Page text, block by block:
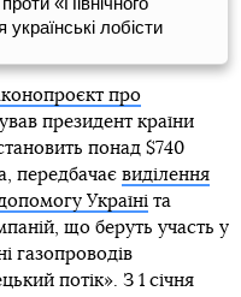
лобісти
про
президент країни
понад $740
передбачає виділення
Україніта
що беруть участь у
газопроводів
потік». З 1 січня